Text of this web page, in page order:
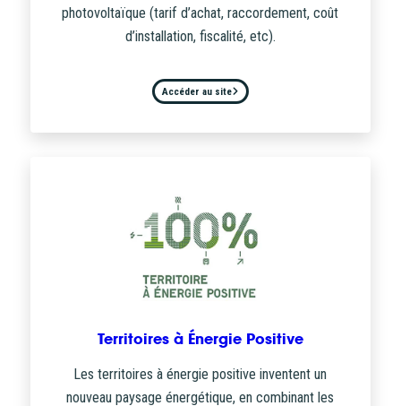
photovoltaïque (tarif d’achat, raccordement, coût
d’installation, fiscalité, etc).
Accéder au site
Territoires à Énergie Positive
Les territoires à énergie positive inventent un
nouveau paysage énergétique, en combinant les